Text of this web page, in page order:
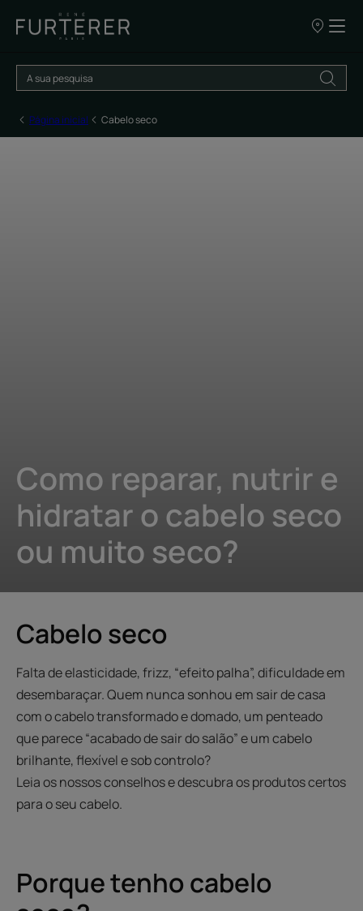
OS
DE
VENDA
Página inicial Cabelo seco
Como reparar, nutrir e
hidratar o cabelo seco
ou muito seco?
Cabelo seco
Falta de elasticidade, frizz, “efeito palha”, dificuldade em
desembaraçar. Quem nunca sonhou em sair de casa
com o cabelo transformado e domado, um penteado
que parece “acabado de sair do salão” e um cabelo
brilhante, flexível e sob controlo?
Leia os nossos conselhos e descubra os produtos certos
para o seu cabelo.
Porque tenho cabelo